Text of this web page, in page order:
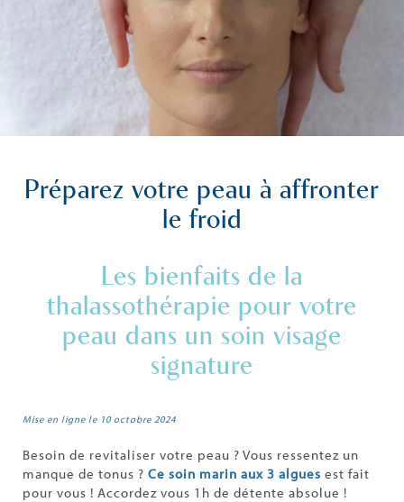
Préparez votre peau à affronter
le froid
Les bienfaits de la
thalassothérapie pour votre
peau dans un soin visage
signature
Mise en ligne le 10 octobre 2024
Besoin de revitaliser votre peau ? Vous ressentez un
manque de tonus ? Ce soin marin aux 3 algues est fait
pour vous ! Accordez vous 1h de détente absolue !